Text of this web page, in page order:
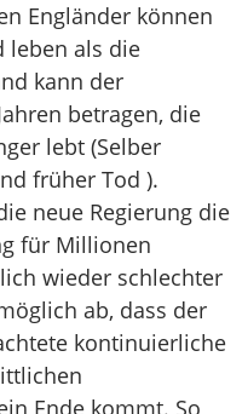
Engländer können
leben als die
kann der
betragen, die
lebt (Selber
früher Tod ).
neue Regierung die
für Millionen
wieder schlechter
ab, dass der
kontinuierliche
Ende kommt. So